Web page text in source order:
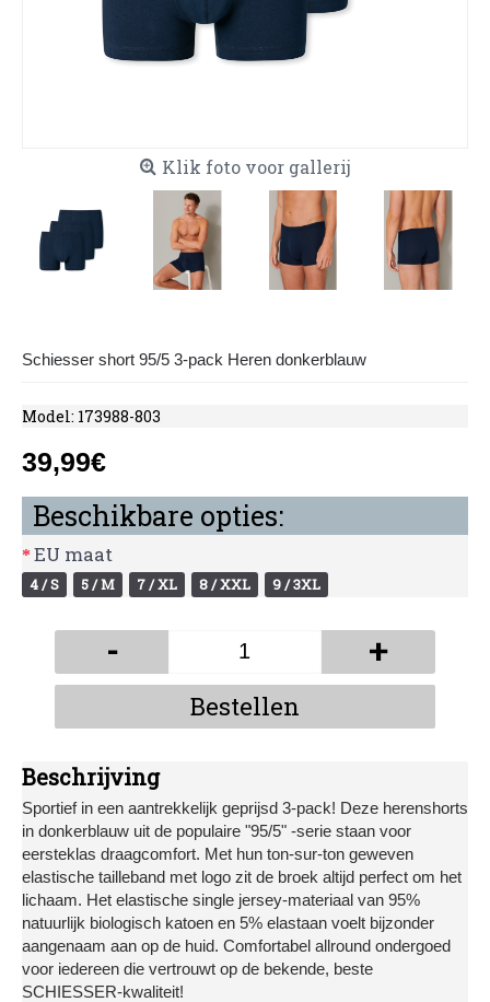
Klik foto voor gallerij
Schiesser short 95/5 3-pack Heren donkerblauw
Model: 173988-803
39,99€
Beschikbare opties:
EU maat
4 / S 5 / M 7 / XL 8 / XXL 9 / 3XL
- +
Bestellen
Beschrijving
Sportief in een aantrekkelijk geprijsd 3-pack! Deze herenshorts
in donkerblauw uit de populaire "95/5" -serie staan voor
eersteklas draagcomfort. Met hun ton-sur-ton geweven
elastische tailleband met logo zit de broek altijd perfect om het
lichaam. Het elastische single jersey-materiaal van 95%
natuurlijk biologisch katoen en 5% elastaan voelt bijzonder
aangenaam aan op de huid. Comfortabel allround ondergoed
voor iedereen die vertrouwt op de bekende, beste
SCHIESSER-kwaliteit!